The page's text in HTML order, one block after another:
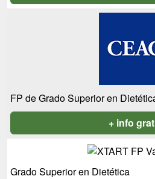
FP de Grado Superior en
+ info
Grado Superior en Dietética